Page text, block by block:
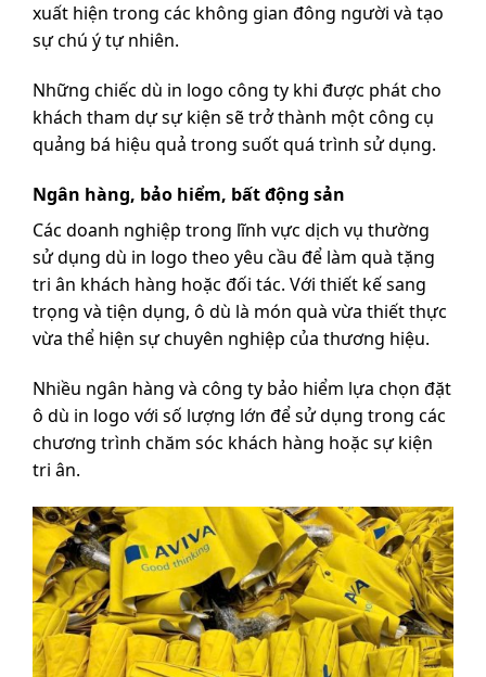
xuất hiện trong các không gian đông người và tạo
sự chú ý tự nhiên.
Những chiếc dù in logo công ty khi được phát cho
khách tham dự sự kiện sẽ trở thành một công cụ
quảng bá hiệu quả trong suốt quá trình sử dụng.
Ngân hàng, bảo hiểm, bất động sản
Các doanh nghiệp trong lĩnh vực dịch vụ thường
sử dụng dù in logo theo yêu cầu để làm quà tặng
tri ân khách hàng hoặc đối tác. Với thiết kế sang
trọng và tiện dụng, ô dù là món quà vừa thiết thực
vừa thể hiện sự chuyên nghiệp của thương hiệu.
Nhiều ngân hàng và công ty bảo hiểm lựa chọn đặt
ô dù in logo với số lượng lớn để sử dụng trong các
chương trình chăm sóc khách hàng hoặc sự kiện
tri ân.